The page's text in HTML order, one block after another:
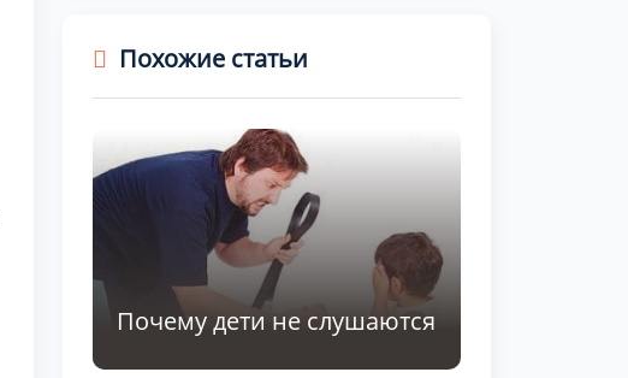
Похожие статьи
Почему дети не слушаются